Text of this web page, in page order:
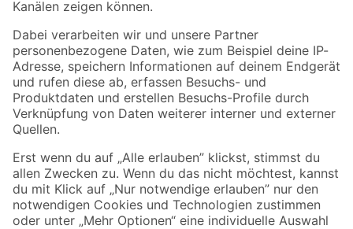
Folge uns
Zahlungsarten Versandarten
Sicher einkaufen
Jetzt die toom-App herunterladen